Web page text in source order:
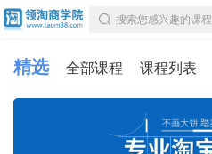
搜索您感兴趣的课程
精选 全部课程 课程列表